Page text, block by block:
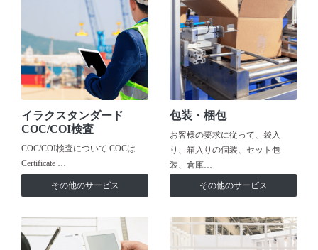
イラクスタンダード
COC/COI検査
COC/COI検査について COCは
Certificate …
その他のサービス
包装・梱包
お客様の要求に従って、袋入
り、箱入りの個装、セット包
装、倉庫…
その他のサービス